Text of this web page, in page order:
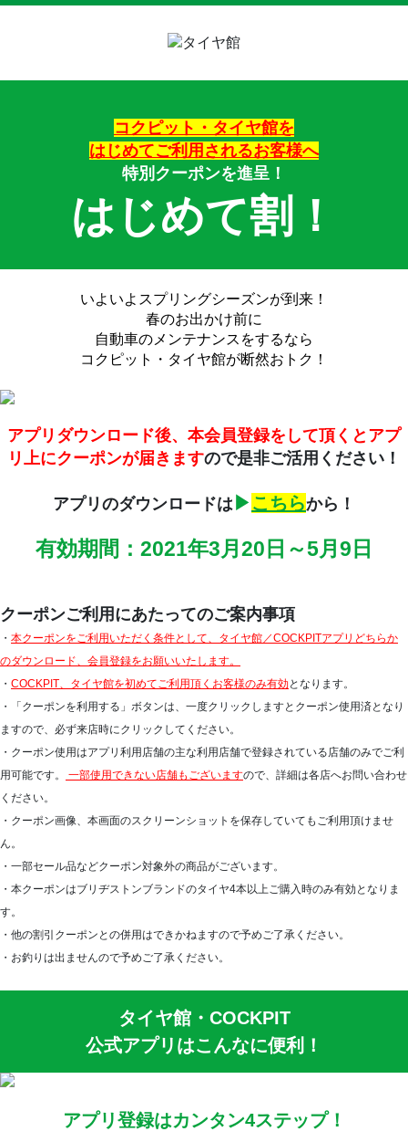
コクピット・タイヤ館を
はじめてご利用されるお客様へ
特別クーポンを進呈！
はじめて割！
いよいよスプリングシーズンが到来！
春のお出かけ前に
自動車のメンテナンスをするなら
コクピット・ タイヤ館が断然おトク！
アプリダウンロード後、本会員登録をして頂くとアプ
リ上にクーポンが届きますので是非ご活用ください！
アプリのダウンロードは ▶ こちらから！
有効期間：2021年3月20日～5月9日
クーポンご利用にあたってのご案内事項
・ 本クーポンをご利用いただく条件として、タイヤ館／COCKPITアプリどちらか
のダウンロード、会員登録をお願いいたします。
・ COCKPIT、タイヤ館を初めてご利用頂くお客様のみ有効となります。
・「クーポンを利用する」ボタンは、一度クリックしますとクーポン使用済となり
ますので、必ず来店時にクリックしてください。
・クーポン使用はアプリ利用店舗の主な利用店舗で登録されている店舗のみでご利
用可能です。
一部使用できない店舗もございますので、詳細は各店へお問い合わせ
ください。
・クーポン画像、本画面のスクリーンショットを保存していてもご利用頂けませ
ん。
・一部セール品などクーポン対象外の商品がございます。
・本クーポンはブリヂストンブランドのタイヤ4本以上ご購入時のみ有効となりま
す。
・他の割引クーポンとの併用はできかねますので予めご了承ください。
・お釣りは出ませんので予めご了承ください。
タイヤ館・COCKPIT
公式アプリはこんなに便利！
アプリ登録はカンタン4ステップ！